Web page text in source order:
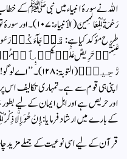
اللہ نے سورۂ انبیاء میں نبی ﷺ کے خطاب
رَحْمَةً لِّلْعَالَمِينَ
طرح مؤکد کیا ہے:قَدۡ جَآءَكُمۡ
عَنِتُّمۡ حَرِيصٌ عَلَيۡكُمۡ
رَّحِيمٌ۬(التوبۃ:
اپنی ہی قوم سے ہے۔ تمہاری تکالیف اس
اور حریص ہے اور اہلِ ایمان کے لیے
کے بارے میں ارشاد فرمایا:إِنْ هُوَ إِلَّا ذِكْرٌ
قرآن کے لیے اسی نوعیت کے جملے مزید